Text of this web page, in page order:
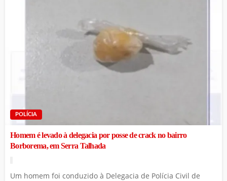
POLÍCIA
Homem é levado à delegacia por posse de crack no bairro
Borborema, em Serra Talhada
Um homem foi conduzido à Delegacia de Polícia Civil de